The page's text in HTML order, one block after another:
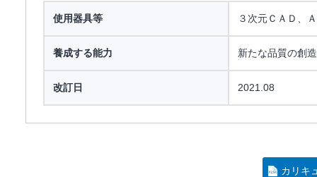
使用器具等 ３次元ＣＡＤ、
養成する能力 新たな品質の創
改訂日 2021.08
カリキ